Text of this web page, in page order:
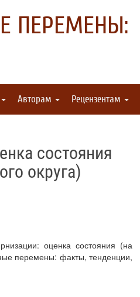
ПЕРЕМЕНЫ:
Авторам Рецензентам
состояния
округа)
оценка состояния (на
перемены: факты, тенденции,